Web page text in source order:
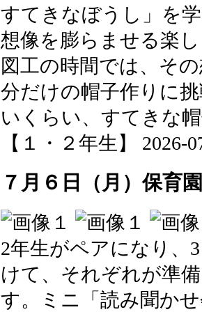
すてきなぼうし」を
想像を膨らませる楽
図工の時間では、そ
分だけの帽子作りに
いくらい、すてきな
【１・２年生】 2026-
７月６日（月）保育
2年生がペアになり、
けて、それぞれが準
す。ミニ「読み聞か